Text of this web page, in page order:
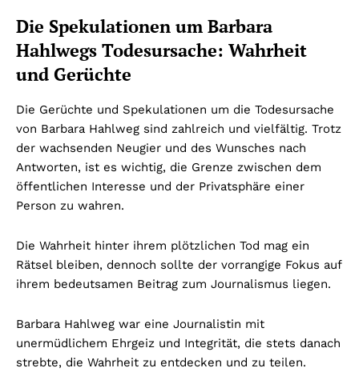
Die Spekulationen um Barbara
Hahlwegs Todesursache: Wahrheit
und Gerüchte
Die Gerüchte und Spekulationen um die Todesursache
von Barbara Hahlweg sind zahlreich und vielfältig. Trotz
der wachsenden Neugier und des Wunsches nach
Antworten, ist es wichtig, die Grenze zwischen dem
öffentlichen Interesse und der Privatsphäre einer
Person zu wahren.
Die Wahrheit hinter ihrem plötzlichen Tod mag ein
Rätsel bleiben, dennoch sollte der vorrangige Fokus auf
ihrem bedeutsamen Beitrag zum Journalismus liegen.
Barbara Hahlweg war eine Journalistin mit
unermüdlichem Ehrgeiz und Integrität, die stets danach
strebte, die Wahrheit zu entdecken und zu teilen.